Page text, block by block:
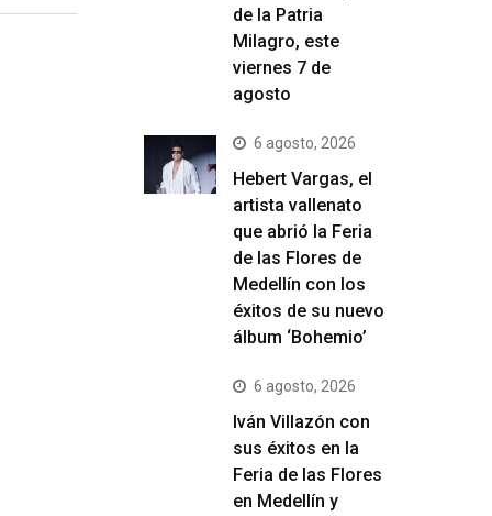
de la Patria
Milagro, este
viernes 7 de
agosto
6 agosto, 2026
Hebert Vargas, el
artista vallenato
que abrió la Feria
de las Flores de
Medellín con los
éxitos de su nuevo
álbum ‘Bohemio’
6 agosto, 2026
Iván Villazón con
sus éxitos en la
Feria de las Flores
en Medellín y